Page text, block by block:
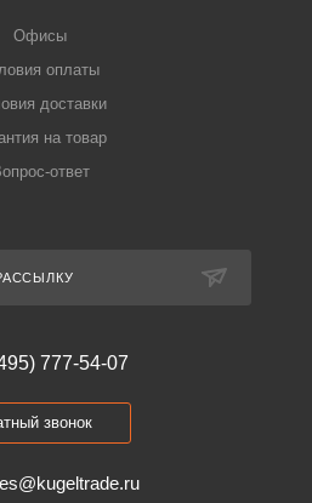
Офисы
оплаты
доставки
на товар
ответ
777-54-07
звонок